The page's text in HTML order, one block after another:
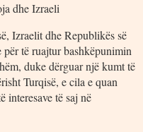
dhe Izraeli
Izraelit dhe Republikës së
të ruajtur bashkëpunimin
duke dërguar një kumt të
Turqisë, e cila e quan
interesave të saj në